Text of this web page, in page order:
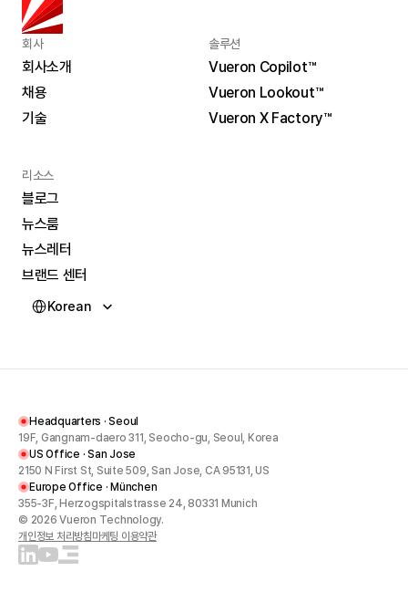
회사
회사소개
회사소개
채용
채용
기술
솔루션
Vueron Copilot™
Vueron Copilot™
Vueron Lookout™
Vueron Lookout™
Vueron X Factory™
리소스
블로그
블로그
뉴스룸
뉴스룸
뉴스레터
뉴스레터
브랜드 센터
브랜드 센터
Korean
Headquarters · Seoul
19F, Gangnam-daero 311, Seocho-gu, Seoul, Korea
US Office · San Jose
2150 N First St, Suite 509, San Jose, CA 95131, US
Europe Office · München
355-3F, Herzogspitalstrasse 24, 80331 Munich
© 2026 Vueron Technology.
개인정보 처리방침마케팅 이용약관